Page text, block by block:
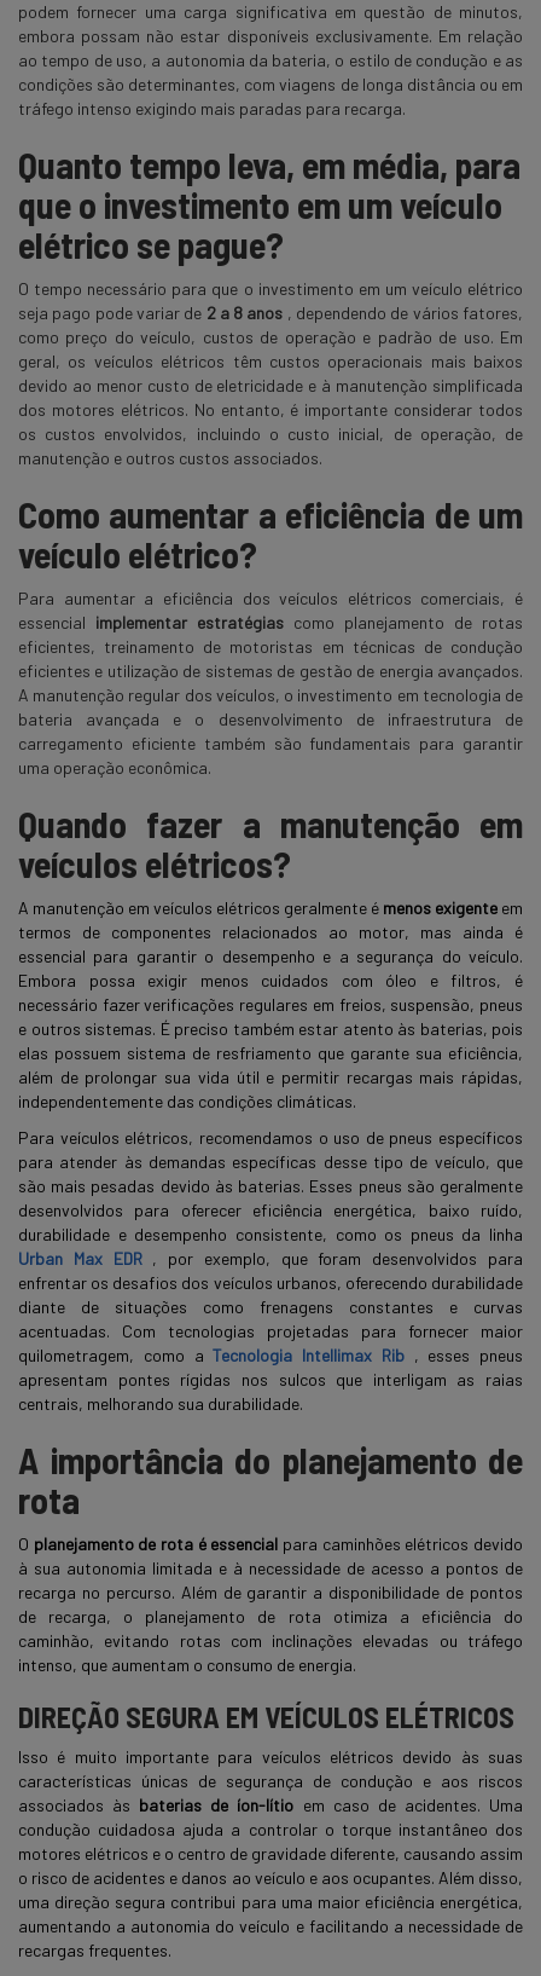
podem fornecer uma carga significativa em questão de minutos,
embora possam não estar disponíveis exclusivamente. Em relação
ao tempo de uso, a autonomia da bateria, o estilo de condução e as
condições são determinantes, com viagens de longa distância ou em
tráfego intenso exigindo mais paradas para recarga.
Quanto tempo leva, em média, para
que o investimento em um veículo
elétrico se pague?
O tempo necessário para que o investimento em um veículo elétrico
seja pago pode variar de 2 a 8 anos , dependendo de vários fatores,
como preço do veículo, custos de operação e padrão de uso. Em
geral, os veículos elétricos têm custos operacionais mais baixos
devido ao menor custo de eletricidade e à manutenção simplificada
dos motores elétricos. No entanto, é importante considerar todos
os custos envolvidos, incluindo o custo inicial, de operação, de
manutenção e outros custos associados.
Como aumentar a eficiência de um
veículo elétrico?
Para aumentar a eficiência dos veículos elétricos comerciais, é
essencial implementar estratégias como planejamento de rotas
eficientes, treinamento de motoristas em técnicas de condução
eficientes e utilização de sistemas de gestão de energia avançados.
A manutenção regular dos veículos, o investimento em tecnologia de
bateria avançada e o desenvolvimento de infraestrutura de
carregamento eficiente também são fundamentais para garantir
uma operação econômica.
Quando fazer a manutenção em
veículos elétricos?
A manutenção em veículos elétricos geralmente é menos exigente em
termos de componentes relacionados ao motor, mas ainda é
essencial para garantir o desempenho e a segurança do veículo.
Embora possa exigir menos cuidados com óleo e filtros, é
necessário fazer verificações regulares em freios, suspensão, pneus
e outros sistemas. É preciso também estar atento às baterias, pois
elas possuem sistema de resfriamento que garante sua eficiência,
além de prolongar sua vida útil e permitir recargas mais rápidas,
independentemente das condições climáticas.
Para veículos elétricos, recomendamos o uso de pneus específicos
para atender às demandas específicas desse tipo de veículo, que
são mais pesadas devido às baterias. Esses pneus são geralmente
desenvolvidos para oferecer eficiência energética, baixo ruído,
durabilidade e desempenho consistente, como os pneus da linha
Urban Max EDR, por exemplo, que foram desenvolvidos para
enfrentar os desafios dos veículos urbanos, oferecendo durabilidade
diante de situações como frenagens constantes e curvas
acentuadas. Com tecnologias projetadas para fornecer maior
quilometragem, como aTecnologia Intellimax Rib, esses pneus
apresentam pontes rígidas nos sulcos que interligam as raias
centrais, melhorando sua durabilidade.
A importância do planejamento de
rota
O planejamento de rota é essencial para caminhões elétricos devido
à sua autonomia limitada e à necessidade de acesso a pontos de
recarga no percurso. Além de garantir a disponibilidade de pontos
de recarga, o planejamento de rota otimiza a eficiência do
caminhão, evitando rotas com inclinações elevadas ou tráfego
intenso, que aumentam o consumo de energia.
DIREÇÃO SEGURA EM VEÍCULOS ELÉTRICOS
Isso é muito importante para veículos elétricos devido às suas
características únicas de segurança de condução e aos riscos
associados às baterias de íon-lítio em caso de acidentes. Uma
condução cuidadosa ajuda a controlar o torque instantâneo dos
motores elétricos e o centro de gravidade diferente, causando assim
o risco de acidentes e danos ao veículo e aos ocupantes. Além disso,
uma direção segura contribui para uma maior eficiência energética,
aumentando a autonomia do veículo e facilitando a necessidade de
recargas frequentes.